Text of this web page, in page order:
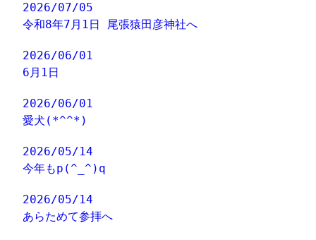
2026/07/05
令和8年7月1日 尾張猿田彦神社へ
2026/06/01
6月1日
2026/06/01
愛犬(*^^*)
2026/05/14
今年もp(^_^)q
2026/05/14
あらためて参拝へ